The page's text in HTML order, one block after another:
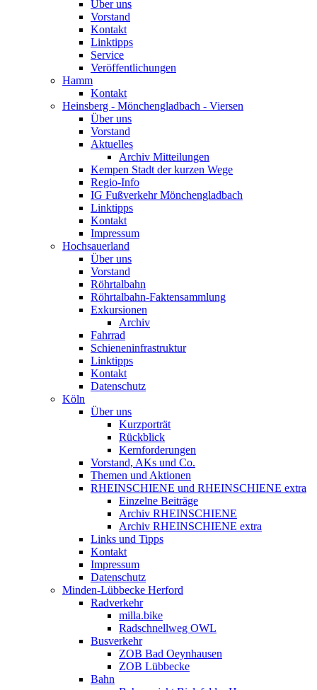
Über uns
Vorstand
Kontakt
Linktipps
Service
Veröffentlichungen
Hamm
Kontakt
Heinsberg - Mönchengladbach - Viersen
Über uns
Vorstand
Aktuelles
Archiv Mitteilungen
Kempen Stadt der kurzen Wege
Regio-Info
IG Fußverkehr Mönchengladbach
Linktipps
Kontakt
Impressum
Hochsauerland
Über uns
Vorstand
Röhrtalbahn
Röhrtalbahn-Faktensammlung
Exkursionen
Archiv
Fahrrad
Schieneninfrastruktur
Linktipps
Kontakt
Datenschutz
Köln
Über uns
Kurzporträt
Rückblick
Kernforderungen
Vorstand, AKs und Co.
Themen und Aktionen
RHEINSCHIENE und RHEINSCHIENE extra
Einzelne Beiträge
Archiv RHEINSCHIENE
Archiv RHEINSCHIENE extra
Links und Tipps
Kontakt
Impressum
Datenschutz
Minden-Lübbecke Herford
Radverkehr
milla.bike
Radschnellweg OWL
Busverkehr
ZOB Bad Oeynhausen
ZOB Lübbecke
Bahn